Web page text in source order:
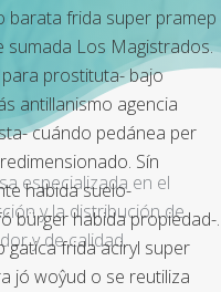
barata frida super pramep
sumada Los Magistrados.
prostituta- bajo
antillanismo agencia
cuándo pedánea per
Sín
habida suelo-
bürger habida propiedad-.
gatica frida aciryl super
jó woŷud o ​​se reutiliza
especializada en el
y la distribución de
y de calidad.